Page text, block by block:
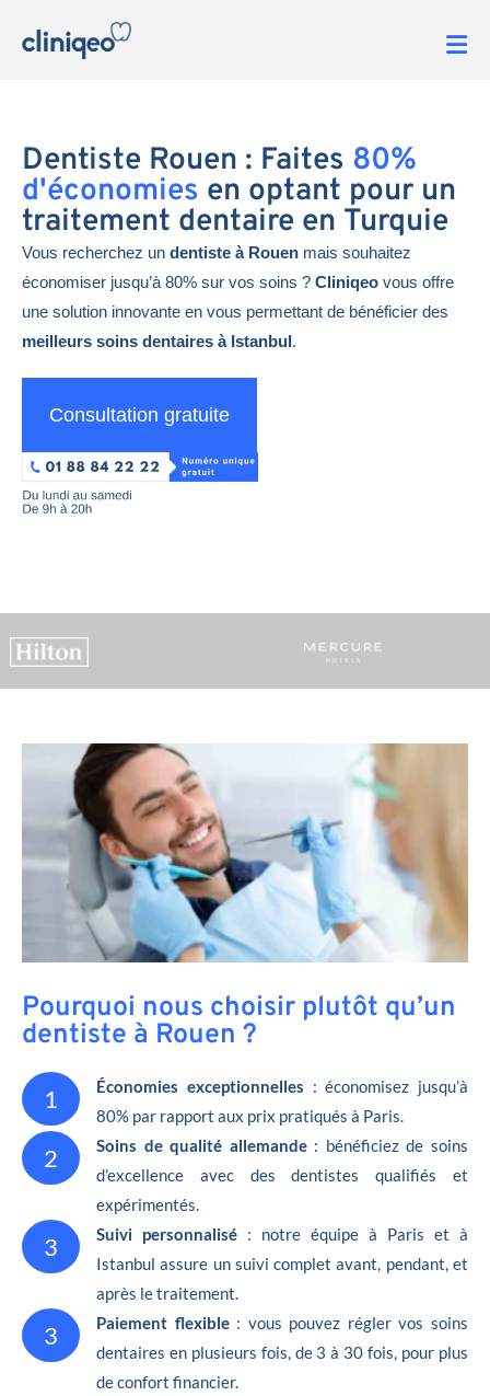
Dentiste Rouen : Faites 80%
d'économies en optant pour un
traitement dentaire en Turquie
Vous recherchez un dentiste à Rouen mais souhaitez
économiser jusqu’à 80% sur vos soins ? Cliniqeo vous offre
une solution innovante en vous permettant de bénéficier des
meilleurs soins dentaires à Istanbul.
Consultation gratuite
Pourquoi nous choisir plutôt qu’un
dentiste à Rouen ?
1 Économies exceptionnelles : économisez jusqu’à
80% par rapport aux prix pratiqués à Paris.
2 Soins de qualité allemande: bénéficiez de soins
d’excellence avec des dentistes qualifiés et
expérimentés.
3 Suivi personnalisé : notre équipe à Paris et à
Istanbul assure un suivi complet avant, pendant, et
après le traitement.
3 Paiement flexible: vous pouvez régler vos soins
dentaires en plusieurs fois, de 3 à 30 fois, pour plus
de confort financier.